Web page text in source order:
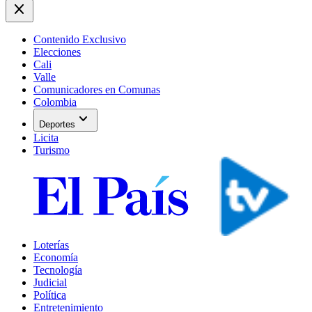
close
Contenido Exclusivo
Elecciones
Cali
Valle
Comunicadores en Comunas
Colombia
Deportes expand_more
Licita
Turismo
Loterías
Economía
Tecnología
Judicial
Política
Entretenimiento